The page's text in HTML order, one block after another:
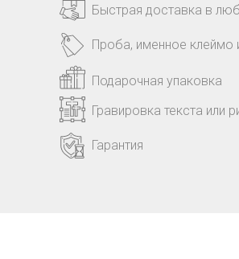
Быстрая доставка в
Подарочная упаковка
Гравировка текста или
Проба, именное клеймо
Гарантия